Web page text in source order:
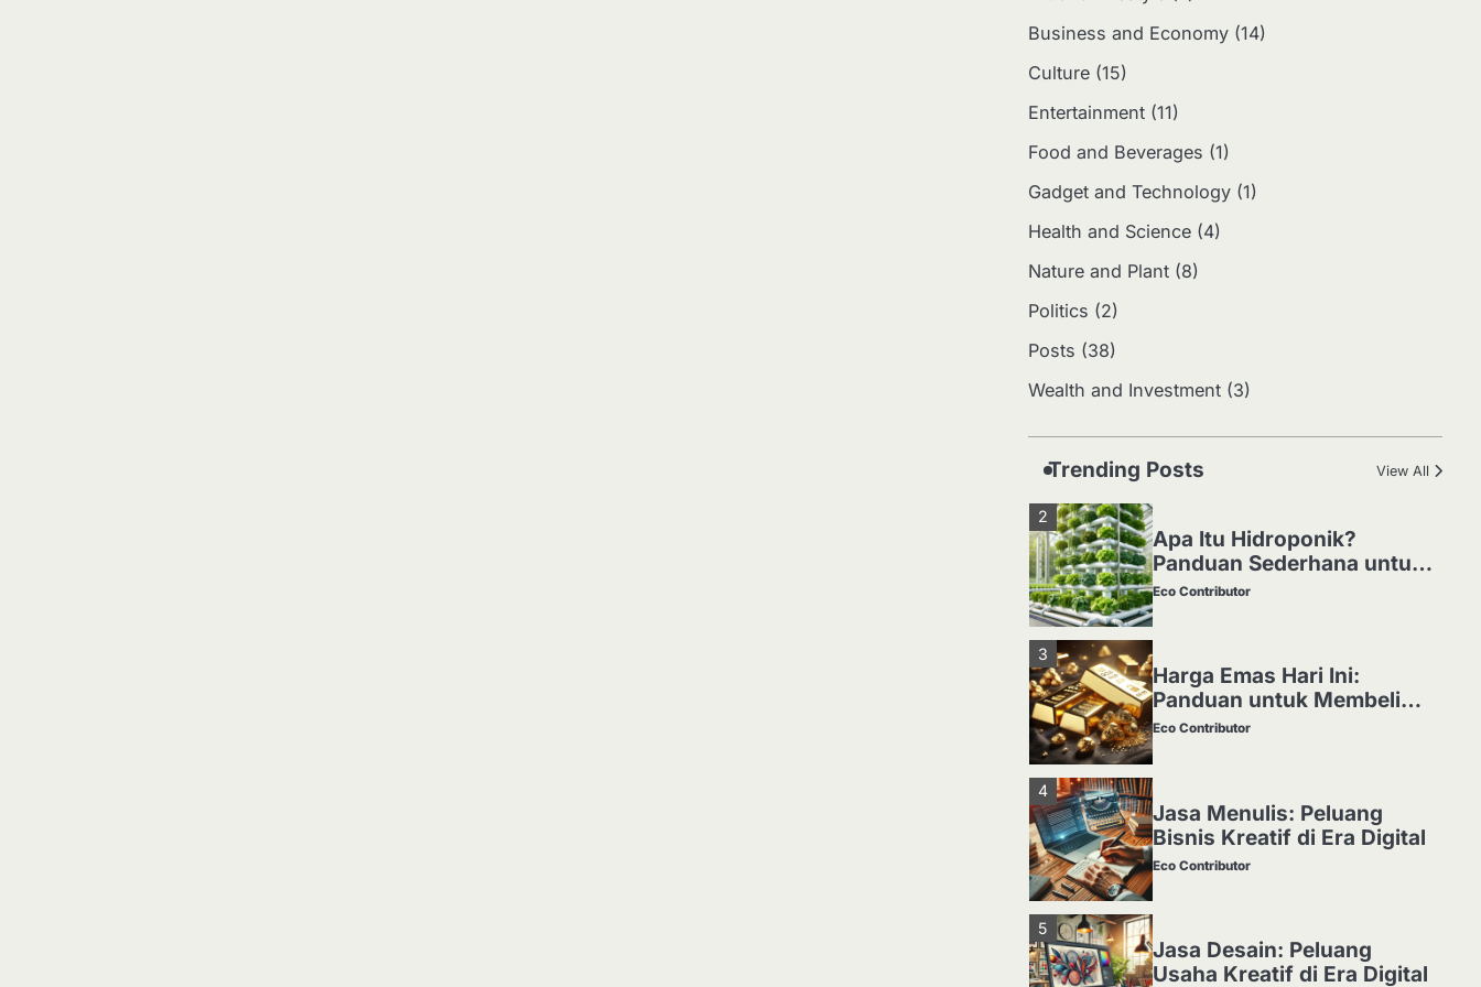
Business and Economy(14)
Culture(15)
Entertainment(11)
Food and Beverages (1)
Gadget and Technology(1)
Health and Science(4)
Nature and Plant(8)
Politics (2)
Posts (38)
Wealth and Investment(3)
Trending Posts View All
dan Investasi
Eco Contributor
4
Jasa Menulis: Peluang
Bisnis Kreatif di Era Digital
Eco Contributor
5
Jasa Desain: Peluang
1
Media Tanam: Jenis,
2
Apa Itu Hidroponik?
Panduan Sederhana untuk
Pemula
Eco Contributor
3
Harga Emas Hari Ini:
Panduan untuk Membeli
dan Investasi
Eco Contributor
4
Jasa Menulis: Peluang
Bisnis Kreatif di Era Digital
Eco Contributor
5
Jasa Desain: Peluang
Usaha Kreatif di Era Digital